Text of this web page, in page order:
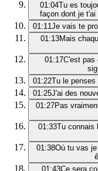
01:04Tu es
façon dont je
01:11Je vais te
01:13Mais
01:17C'est pas
01:22Tu le penses
01:25J'ai des
01:27Pas
01:33Tu connais
01:38Où tu vas
01:43Ce sera